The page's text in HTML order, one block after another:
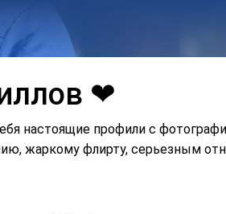
❤
настоящие профили с
жаркому флирту, серьезным